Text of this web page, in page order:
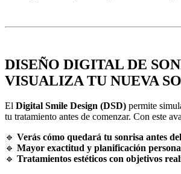
DISEÑO DIGITAL DE
VISUALIZA TU NUEVA
El Digital Smile Design (DSD) permite
tu tratamiento antes de comenzar. Con este
🔹 Verás cómo quedará tu sonrisa antes
🔹 Mayor exactitud y planificación
🔹 Tratamientos estéticos con objetivos